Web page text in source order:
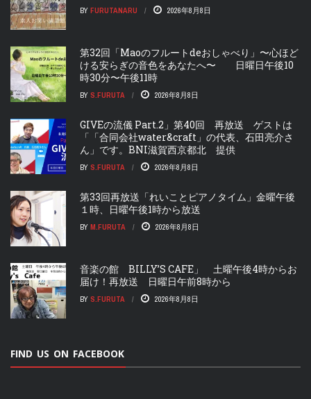
BY FURUTANARU 2026年8月8日
第32回「Maoのフルートdeおしゃべり」〜心ほど
ける安らぎの音色をあなたへ〜 日曜日午後10
時30分〜午後11時
BY S.FURUTA 2026年8月8日
GIVEの流儀 Part.2」第40回 再放送 ゲストは
「「合同会社water&craft」の代表、石田亮介さ
ん」です。BNI滋賀西京都北 提供
BY S.FURUTA 2026年8月8日
第33回再放送「れいことピアノタイム」金曜午後
１時、日曜午後1時から放送
BY M.FURUTA 2026年8月8日
音楽の館 BILLY’S CAFE」 土曜午後4時からお
届け！再放送 日曜日午前8時から
BY S.FURUTA 2026年8月8日
FIND US ON FACEBOOK